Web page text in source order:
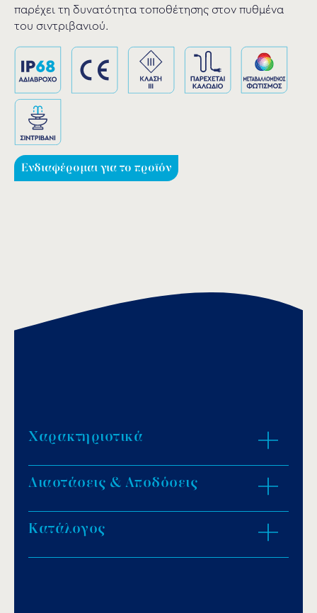
παρέχει τη δυνατότητα τοποθέτησης στον πυθμένα
του σιντριβανιού.
Ενδιαφέρομαι για το προϊόν
Χαρακτηριστικά
Υλικό κατασκευής: ανοξείδωτο ατσάλι, AISI-
Φινίρισμα: γυαλιστερό.
Λάμπα ιωδίνης, PAR56.
Διαστάσεις & Αποδόσεις
Κατάλογος